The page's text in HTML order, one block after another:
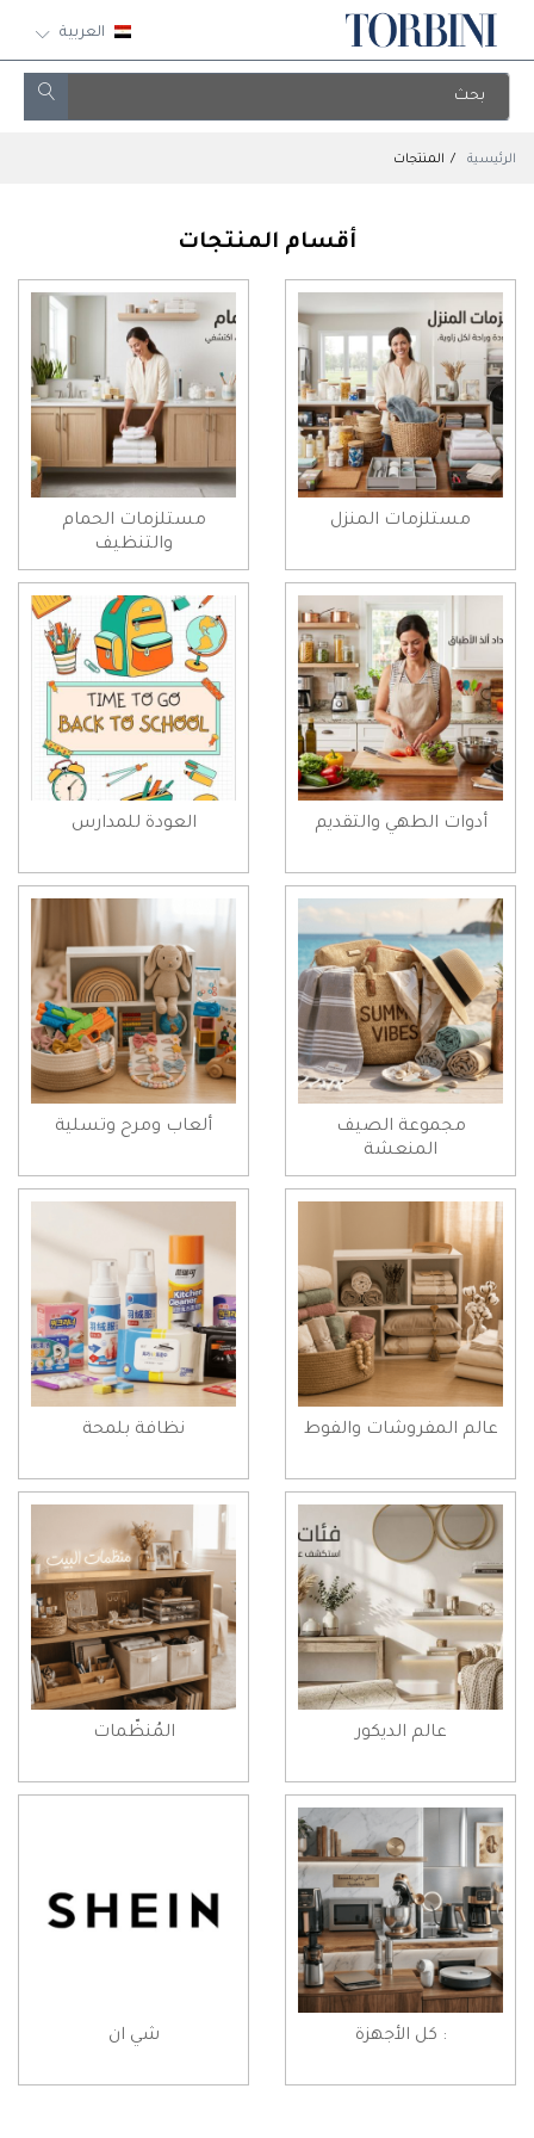
العربية
الرئيسية المنتجات
أقسام المنتجات
مستلزمات المنزل
مستلزمات الحمام
والتنظيف
أدوات الطهي والتقديم العودة للمدارس
مجموعة الصيف
المنعشة
ألعاب ومرح وتسلية
عالم المفروشات والفوط نظافة بلمحة
عالم الديكور المُنظّمات
: كل الأجهزة شي ان